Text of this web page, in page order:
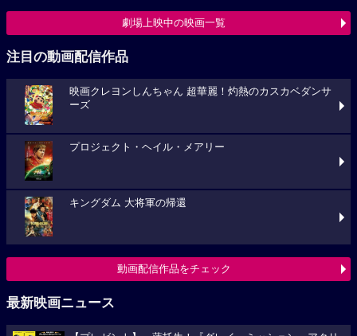
劇場上映中の映画一覧
注目の動画配信作品
映画クレヨンしんちゃん 超華麗！灼熱のカスカベダンサ
ーズ
プロジェクト・ヘイル・メアリー
キングダム 大将軍の帰還
動画配信作品をチェック
最新映画ニュース